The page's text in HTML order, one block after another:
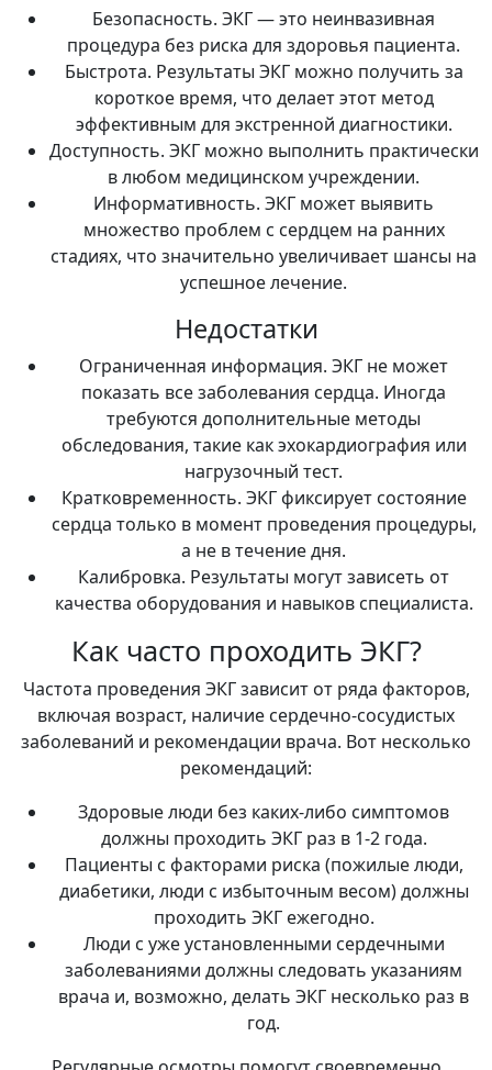
Безопасность. ЭКГ — это неинвазивная
процедура без риска для здоровья пациента.
Быстрота. Результаты ЭКГ можно получить за
короткое время, что делает этот метод
эффективным для экстренной диагностики.
Доступность. ЭКГ можно выполнить практически
в любом медицинском учреждении.
Информативность. ЭКГ может выявить
множество проблем с сердцем на ранних
стадиях, что значительно увеличивает шансы на
успешное лечение.
Недостатки
Ограниченная информация. ЭКГ не может
показать все заболевания сердца. Иногда
требуются дополнительные методы
обследования, такие как эхокардиография или
нагрузочный тест.
Кратковременность. ЭКГ фиксирует состояние
сердца только в момент проведения процедуры,
а не в течение дня.
Калибровка. Результаты могут зависеть от
качества оборудования и навыков специалиста.
Как часто проходить ЭКГ?
Частота проведения ЭКГ зависит от ряда факторов,
включая возраст, наличие сердечно-сосудистых
заболеваний и рекомендации врача. Вот несколько
рекомендаций:
Здоровые люди без каких-либо симптомов
должны проходить ЭКГ раз в 1-2 года.
Пациенты с факторами риска (пожилые люди,
диабетики, люди с избыточным весом) должны
проходить ЭКГ ежегодно.
Люди с уже установленными сердечными
заболеваниями должны следовать указаниям
врача и, возможно, делать ЭКГ несколько раз в
год.